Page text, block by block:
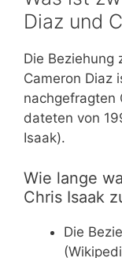
Diaz und
Die Beziehung
Cameron Diaz
nachgefragten
dateten von
Isaak).
Wie lange
Chris Isaak
Die